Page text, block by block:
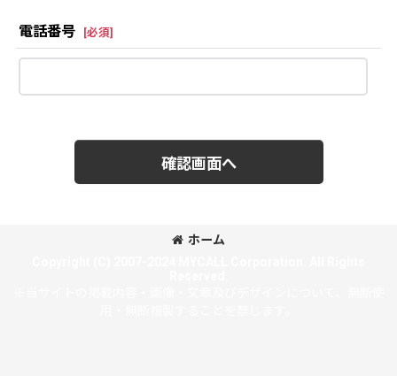
電話番号 [必須]
確認画面へ
ホーム